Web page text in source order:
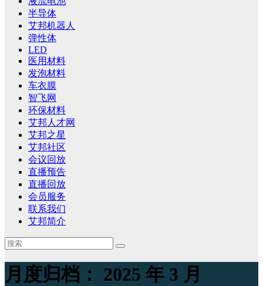
半导体
艾邦机器人
弹性体
LED
医用材料
发泡材料
车衣膜
智飞网
环保材料
艾邦人才网
艾邦之星
艾邦社区
会议回放
直播预告
直播回放
会员服务
联系我们
艾邦简介
月度归档： 2025 年 3 月